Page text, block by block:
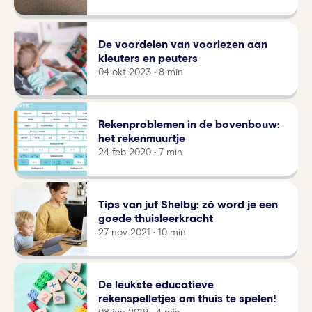
De voordelen van voorlezen aan
kleuters en peuters
04 okt 2023 • 8 min
Rekenproblemen in de bovenbouw:
het rekenmuurtje
24 feb 2020 • 7 min
Tips van juf Shelby: zó word je een
goede thuisleerkracht
27 nov 2021 • 10 min
De leukste educatieve
rekenspelletjes om thuis te spelen!